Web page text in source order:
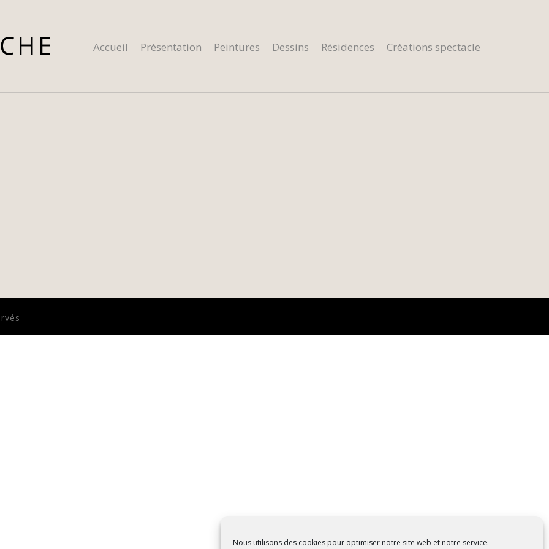
Nous utilisons des cookies pour optimiser notre site web et notre service.
Accueil Présentation Peintures Dessins Résidences Créations spectacle